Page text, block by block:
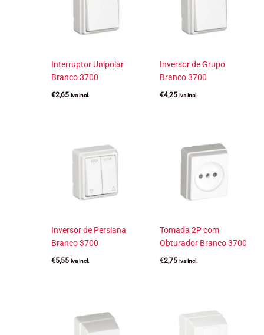
Interruptor Unipolar
Branco 3700
€2,65 iva incl.
Inversor de Grupo
Branco 3700
€4,25 iva incl.
Inversor de Persiana
Branco 3700
€5,55 iva incl.
Tomada 2P com
Obturador Branco 3700
€2,75 iva incl.